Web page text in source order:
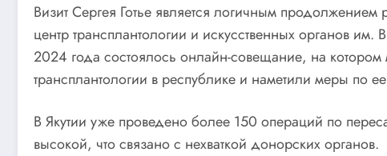
Визит Сергея Готье является логичным
центр трансплантологии и искусственных органов
2024 года состоялось онлайн-совещание, на
трансплантологии в республике и наметили меры по
В Якутии уже проведено более 150 операций по
высокой, что связано с нехваткой донорских органов.